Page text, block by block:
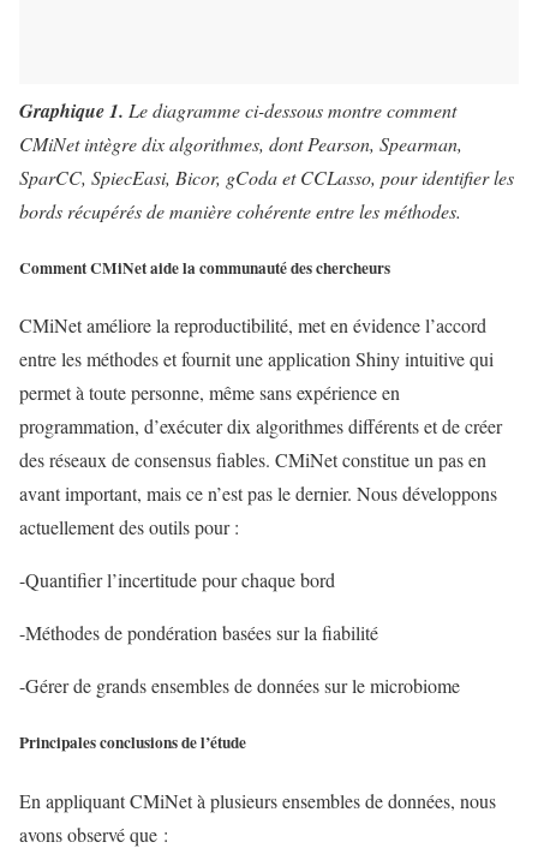
Graphique 1. Le diagramme ci-dessous montre comment
CMiNet intègre dix algorithmes, dont Pearson, Spearman,
SparCC, SpiecEasi, Bicor, gCoda et CCLasso, pour identifier les
bords récupérés de manière cohérente entre les méthodes.
Comment CMiNet aide la communauté des chercheurs
CMiNet améliore la reproductibilité, met en évidence l’accord
entre les méthodes et fournit une application Shiny intuitive qui
permet à toute personne, même sans expérience en
programmation, d’exécuter dix algorithmes différents et de créer
des réseaux de consensus fiables. CMiNet constitue un pas en
avant important, mais ce n’est pas le dernier. Nous développons
actuellement des outils pour :
-Quantifier l’incertitude pour chaque bord
-Méthodes de pondération basées sur la fiabilité
-Gérer de grands ensembles de données sur le microbiome
Principales conclusions de l’étude
En appliquant CMiNet à plusieurs ensembles de données, nous
avons observé que :